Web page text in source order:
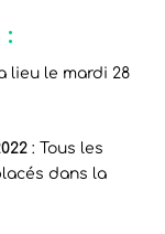
:
lieu le mardi 28
: Tous les
dans la